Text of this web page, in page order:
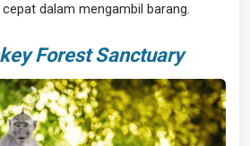
dalam mengambil barang.
Forest Sanctuary